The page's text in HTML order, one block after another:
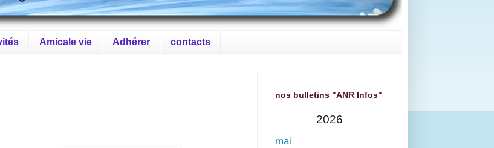
Amicale vie Adhérer contacts
nos bulletins "ANR Infos"
2026
mai